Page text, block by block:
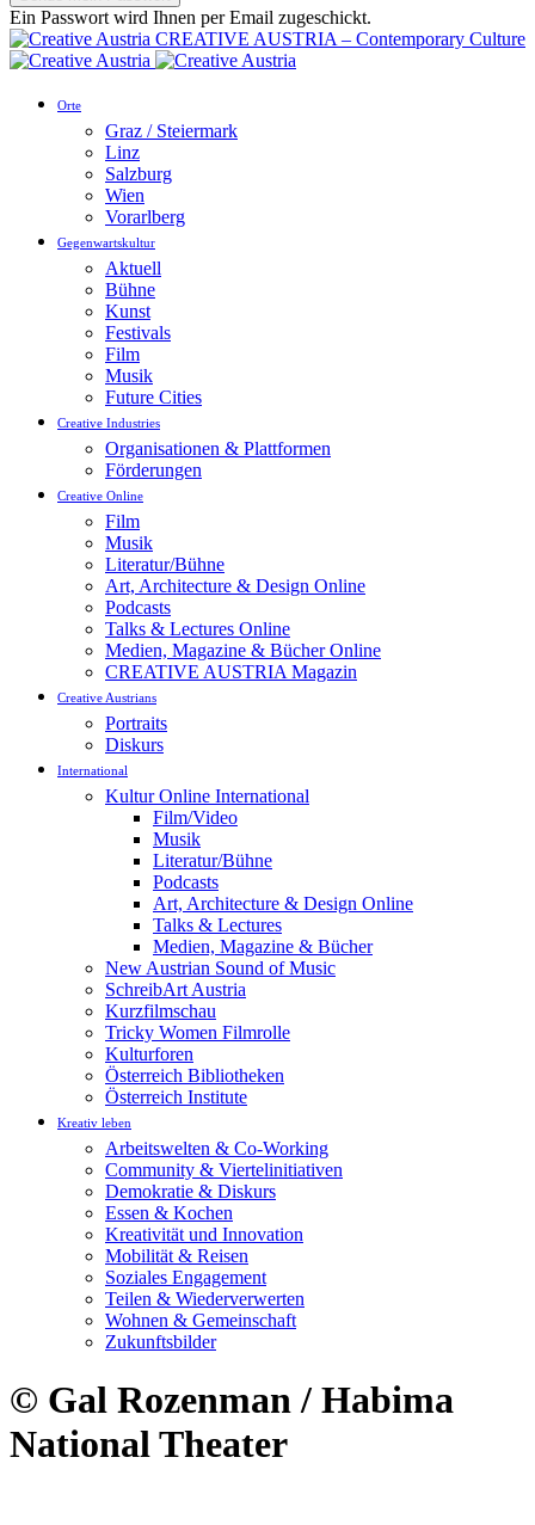
Ein Passwort wird Ihnen per Email zugeschickt.
CREATIVE AUSTRIA – Contemporary Culture
Orte
Graz / Steiermark
Linz
Salzburg
Wien
Vorarlberg
Gegenwartskultur
Aktuell
Bühne
Kunst
Festivals
Film
Musik
Future Cities
Creative Industries
Organisationen & Plattformen
Förderungen
Creative Online
Film
Musik
Literatur/Bühne
Art, Architecture & Design Online
Podcasts
Talks & Lectures Online
Medien, Magazine & Bücher Online
CREATIVE AUSTRIA Magazin
Creative Austrians
Portraits
Diskurs
International
Kultur Online International
Film/Video
Musik
Literatur/Bühne
Podcasts
Art, Architecture & Design Online
Talks & Lectures
Medien, Magazine & Bücher
New Austrian Sound of Music
SchreibArt Austria
Kurzfilmschau
Tricky Women Filmrolle
Kulturforen
Österreich Bibliotheken
Österreich Institute
Kreativ leben
Arbeitswelten & Co-Working
Community & Viertelinitiativen
Demokratie & Diskurs
Essen & Kochen
Kreativität und Innovation
Mobilität & Reisen
Soziales Engagement
Teilen & Wiederverwerten
Wohnen & Gemeinschaft
Zukunftsbilder
© Gal Rozenman / Habima
National Theater